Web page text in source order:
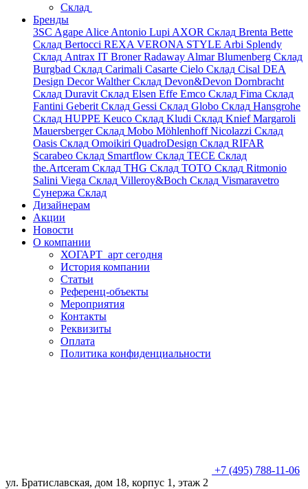
Склад
Бренды
3SC Agape Alice Antonio Lupi AXOR Склад Brenta Bette
Склад Bertocci REXA VERONA STYLE Arbi Splendy
Склад Antrax IT BronerRadaway AlmarBlumenberg Склад
Burgbad Склад Carimali Casarte Cielo Склад Cisal DEA
Design Decor WaltherСклад Devon&Devon Dornbracht
Склад Duravit Склад Elsen Effe Emco Склад Fima Склад
Fantini Geberit Склад Gessi Склад Globo Склад Hansgrohe
Склад HUPPE Keuco Склад Kludi Склад KniefMargaroli
MauersbergerСклад Mobo MöhlenhoffNicolazzi Склад
Oasis Склад Omoikiri QuadroDesign Склад RIFAR
Scarabeo Склад Smartflow Склад TECE Склад
the.Artceram Склад THG Склад TOTO Склад Ritmonio
Salini Viega Склад Villeroy&Boch Склад Vismaravetro
Сунержа Склад
Дизайнерам
Акции
Новости
О компании
ХОГАРТ_арт сегодня
История компании
Статьи
Референц-объекты
Мероприятия
Контакты
Реквизиты
Оплата
Политика конфиденциальности
+7 (495) 788-11-06
ул. Братиславская, дом 18, корпус 1, этаж 2